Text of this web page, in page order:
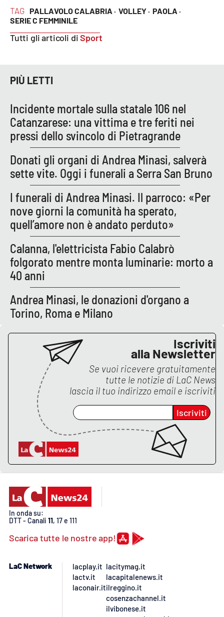
LA
CALABRIAVISIONE
Destinazioni
Food
Storie
LAC
NETWORK
Lacplay.it
Lactv.it
Laconair.it
Lacitymag.it
Lacapitalenews.it
Ilreggino.it
Ilvibonese.it
Catanzarochannel.it
Apple
TAG PALLAVOLO CALABRIA · VOLLEY · PAOLA ·
SERIE C FEMMINILE
Tutti gli articoli diSport
PIÙ LETTI
Incidente mortale sulla statale 106 nel
Catanzarese: una vittima e tre feriti nei
pressi dello svincolo di Pietragrande
Donati gli organi di Andrea Minasi, salverà
sette vite. Oggi i funerali a Serra San Bruno
I funerali di Andrea Minasi. Il parroco: «Per
nove giorni la comunità ha sperato,
quell’amore non è andato perduto»
Calanna, l'elettricista Fabio Calabrò
folgorato mentre monta luminarie: morto a
40 anni
Andrea Minasi, le donazioni d'organo a
Torino, Roma e Milano
Iscriviti
alla Newsletter
Se vuoi ricevere gratuitamente
tutte le notizie di LaC News
lascia il tuo indirizzo email e iscriviti
Iscriviti
In onda su:
DTT - Canali 11, 17 e 111
Scarica tutte le nostre app!
LaC Network
lacplay.it
lactv.it
laconair.it
lacitymag.it
lacapitalenews.it
ilreggino.it
cosenzachannel.it
ilvibonese.it